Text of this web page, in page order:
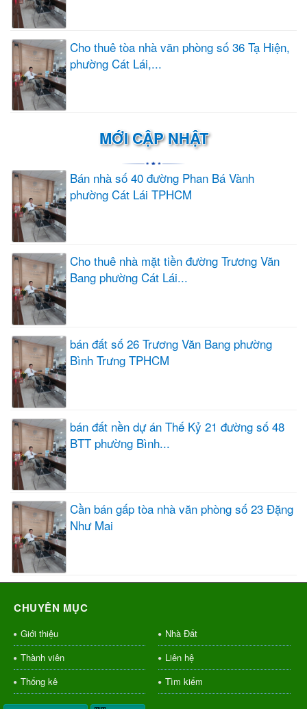
Cho thuê tòa nhà văn phòng số 36 Tạ Hiện,
phường Cát Lái,...
MỚI CẬP NHẬT
Bán nhà số 40 đường Phan Bá Vành
phường Cát Lái TPHCM
Cho thuê nhà mặt tiền đường Trương Văn
Bang phường Cát Lái...
bán đất số 26 Trương Văn Bang phường
Bình Trưng TPHCM
bán đất nền dự án Thế Kỷ 21 đường số 48
BTT phường Bình...
Cần bán gấp tòa nhà văn phòng số 23 Đặng
Như Mai
CHUYÊN MỤC
Giới thiệu
Nhà Đất
Thành viên
Liên hệ
Thống kê
Tìm kiếm